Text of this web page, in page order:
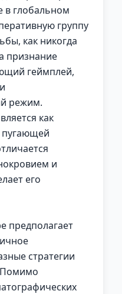
в глобальном
группу
как никогда
признание
геймплей,
режим.
как
пугающей
и
его
предполагает
стратегии
Помимо